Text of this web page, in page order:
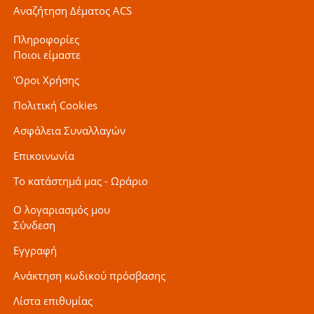
Αναζήτηση Δέματος ACS
Πληροφορίες
Ποιοι είμαστε
'Οροι Χρήσης
Πολιτική Cookies
Ασφάλεια Συναλλαγών
Επικοινωνία
Το κατάστημά μας - Ωράριο
Ο λογαριασμός μου
Σύνδεση
Εγγραφή
Ανάκτηση κωδικού πρόσβασης
Λίστα επιθυμίας